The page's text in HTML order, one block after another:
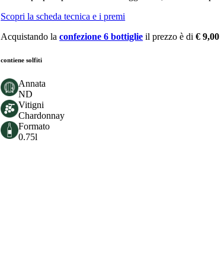
Scopri la scheda tecnica e i premi
Acquistando laconfezione 6 bottiglie il prezzo è di€ 9,00
contiene solfiti
Annata
ND
Vitigni
Chardonnay
Formato
0.75l